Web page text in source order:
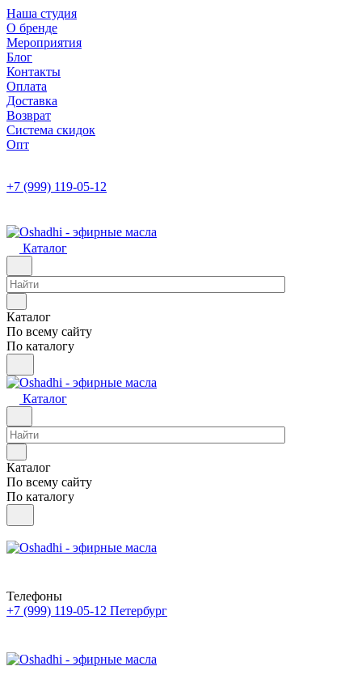
Наша студия
О бренде
Мероприятия
Блог
Контакты
Оплата
Доставка
Возврат
Система скидок
Опт
+7 (999) 119-05-12
Каталог
Каталог
По всему сайту
По каталогу
Каталог
Каталог
По всему сайту
По каталогу
Телефоны
+7 (999) 119-05-12 Петербург